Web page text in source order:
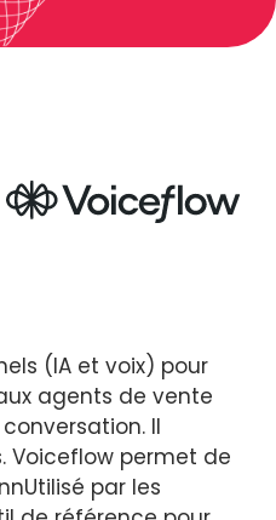
(IA et voix) pour
agents de vente
Il
Voiceflow permet de
par les